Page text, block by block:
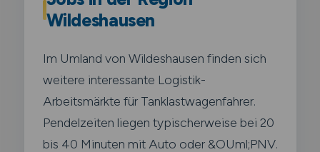
Wildeshausen
Im Umland von Wildeshausen finden sich
weitere interessante Logistik-
Arbeitsmärkte für Tanklastwagenfahrer.
Pendelzeiten liegen typischerweise bei 20
bis 40 Minuten mit Auto oder &OUml;PNV.